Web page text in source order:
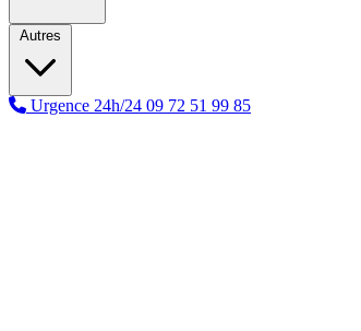
Autres
Urgence 24h/24 09 72 51 99 85